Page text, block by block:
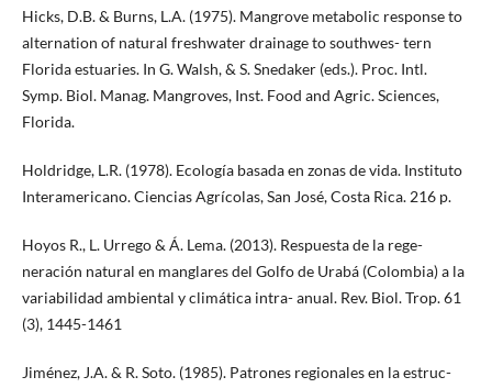
Hicks, D.B. & Burns, L.A. (1975). Mangrove metabolic response to
alternation of natural freshwater drainage to southwes- tern
Florida estuaries. In G. Walsh, & S. Snedaker (eds.). Proc. Intl.
Symp. Biol. Manag. Mangroves, Inst. Food and Agric. Sciences,
Florida.
Holdridge, L.R. (1978). Ecología basada en zonas de vida. Instituto
Interamericano. Ciencias Agrícolas, San José, Costa Rica. 216 p.
Hoyos R., L. Urrego & Á. Lema. (2013). Respuesta de la rege-
neración natural en manglares del Golfo de Urabá (Colombia) a la
variabilidad ambiental y climática intra- anual. Rev. Biol. Trop. 61
(3), 1445-1461
Jiménez, J.A. & R. Soto. (1985). Patrones regionales en la estruc-